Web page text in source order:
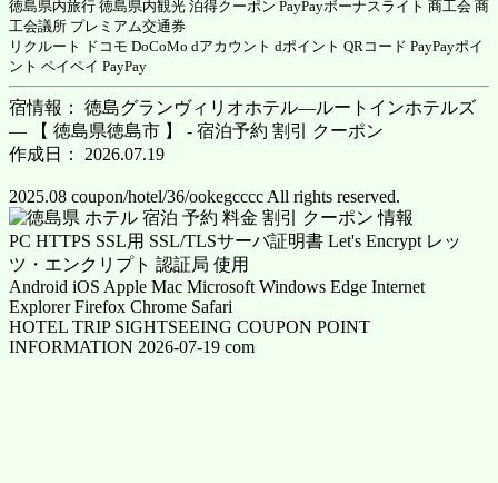
徳島県内旅行 徳島県内観光 泊得クーポン PayPayボーナスライト 商工会 商
工会議所 プレミアム交通券
リクルート ドコモ DoCoMo dアカウント dポイント QRコード PayPayポイ
ント ペイペイ PayPay
宿情報： 徳島グランヴィリオホテル―ルートインホテルズ
― 【 徳島県徳島市 】 - 宿泊予約 割引 クーポン
作成日： 2026.07.19
2025.08 coupon/hotel/36/ookegcccc All rights reserved.
PC HTTPS SSL用 SSL/TLSサーバ証明書 Let's Encrypt レッ
ツ・エンクリプト 認証局 使用
Android iOS Apple Mac Microsoft Windows Edge Internet
Explorer Firefox Chrome Safari
HOTEL TRIP SIGHTSEEING COUPON POINT
INFORMATION 2026-07-19 com